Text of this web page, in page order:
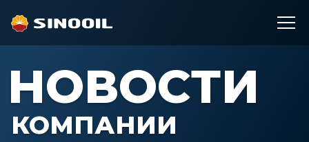
НОВОСТИ
КОМПАНИИ